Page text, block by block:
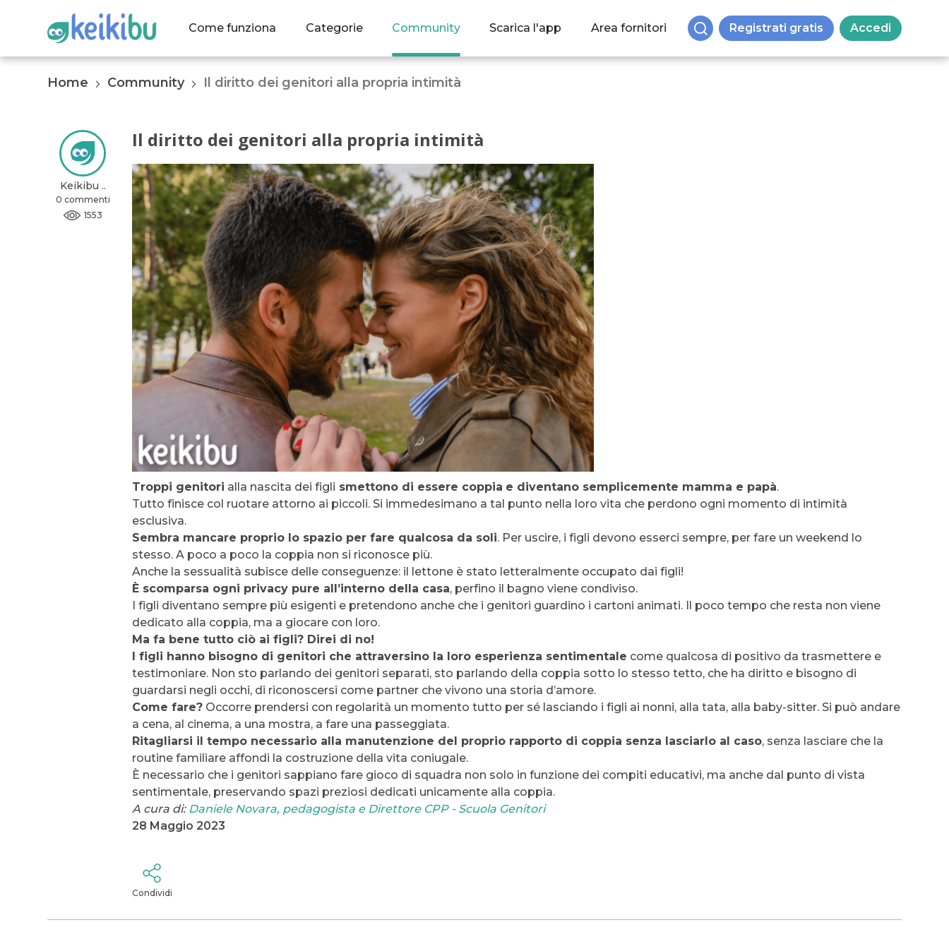
Come funziona Categorie Community Scarica l'app Area fornitori Registrati gratis Accedi
Home Community Il diritto dei genitori alla propria intimità
Keikibu ..
0 commenti
1553
Il diritto dei genitori alla propria intimità
Troppi genitori alla nascita dei figli smettono di essere coppia e diventano semplicemente mamma e papà.
Tutto finisce col ruotare attorno ai piccoli. Si immedesimano a tal punto nella loro vita che perdono ogni momento di intimità
esclusiva.
Sembra mancare proprio lo spazio per fare qualcosa da soli. Per uscire, i figli devono esserci sempre, per fare un weekend lo
stesso. A poco a poco la coppia non si riconosce più.
Anche la sessualità subisce delle conseguenze: il lettone è stato letteralmente occupato dai figli!
È scomparsa ogni privacy pure all’interno della casa, perfino il bagno viene condiviso.
I figli diventano sempre più esigenti e pretendono anche che i genitori guardino i cartoni animati. Il poco tempo che resta non viene
dedicato alla coppia, ma a giocare con loro.
Ma fa bene tutto ciò ai figli? Direi di no!
I figli hanno bisogno di genitori che attraversino la loro esperienza sentimentale come qualcosa di positivo da trasmettere e
testimoniare. Non sto parlando dei genitori separati, sto parlando della coppia sotto lo stesso tetto, che ha diritto e bisogno di
guardarsi negli occhi, di riconoscersi come partner che vivono una storia d’amore.
Come fare? Occorre prendersi con regolarità un momento tutto per sé lasciando i figli ai nonni, alla tata, alla baby-sitter. Si può andare
a cena, al cinema, a una mostra, a fare una passeggiata.
Ritagliarsi il tempo necessario alla manutenzione del proprio rapporto di coppia senza lasciarlo al caso, senza lasciare che la
routine familiare affondi la costruzione della vita coniugale.
È necessario che i genitori sappiano fare gioco di squadra non solo in funzione dei compiti educativi, ma anche dal punto di vista
sentimentale, preservando spazi preziosi dedicati unicamente alla coppia.
A cura di: Daniele Novara, pedagogista e Direttore CPP - Scuola Genitori
28 Maggio 2023
Condividi